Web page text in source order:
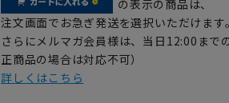
の表示の商品は、
注文画面でお急ぎ発送を選択いただけます。
さらにメルマガ会員様は、当日12:00まで
正商品の場合は対応不可）
詳しくはこちら